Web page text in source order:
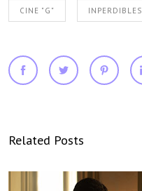
CINE "G" INPERDIBLES
Related Posts